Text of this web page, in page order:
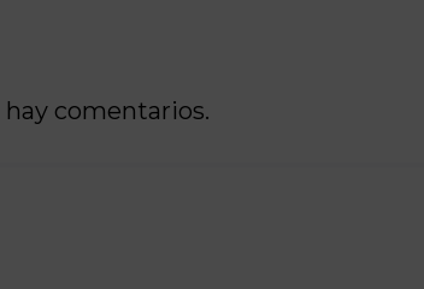
hay comentarios.